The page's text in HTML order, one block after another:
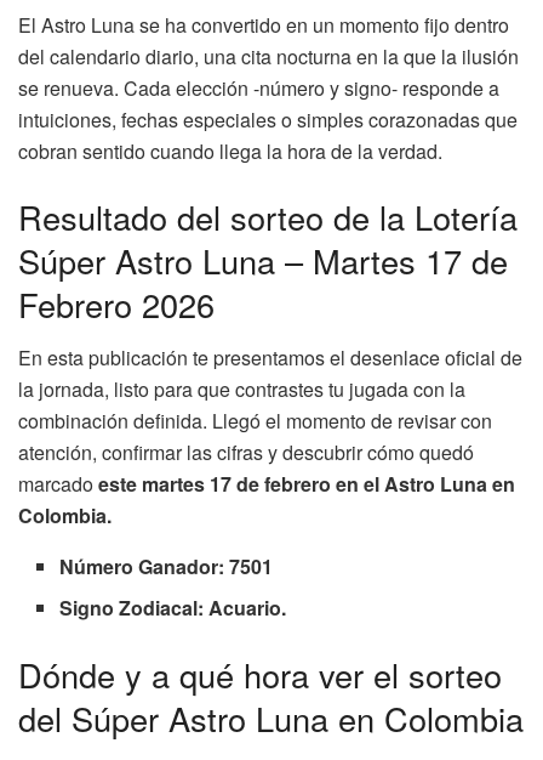
El Astro Luna se ha convertido en un momento fijo dentro
del calendario diario, una cita nocturna en la que la ilusión
se renueva. Cada elección -número y signo- responde a
intuiciones, fechas especiales o simples corazonadas que
cobran sentido cuando llega la hora de la verdad.
Resultado del sorteo de la Lotería
Súper Astro Luna – Martes 17 de
Febrero 2026
En esta publicación te presentamos el desenlace oficial de
la jornada, listo para que contrastes tu jugada con la
combinación definida. Llegó el momento de revisar con
atención, confirmar las cifras y descubrir cómo quedó
marcadoeste martes 17 de febrero en el Astro Luna en
Colombia.
Número Ganador: 7501
Signo Zodiacal: Acuario.
Dónde y a qué hora ver el sorteo
del Súper Astro Luna en Colombia